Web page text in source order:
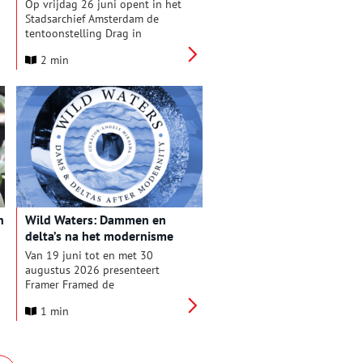
Op vrijdag 26 juni opent in het
Stadsarchief Amsterdam de
tentoonstelling Drag in
en gedurende WorldPride zet
veelzijdige geschiedenis van
deze performancekunst in
Amsterdam in de schijnwerpers.
De tentoonstelling laat zien hoe
drag zich in de stad door de
eeuwen heen heeft ontwikkeld:
als kunstvorm, als vorm van
zelfexpressie, als spel met
gender en als krachtige stem in
de strijd voor zichtbaarheid,
acceptatie en gelijkheid.
2 min
Wild Waters: Dammen en
delta’s na het modernisme
Van 19 juni tot en met 30
augustus 2026 presenteert
Framer Framed de
Dammen en delta’s na het
1 min